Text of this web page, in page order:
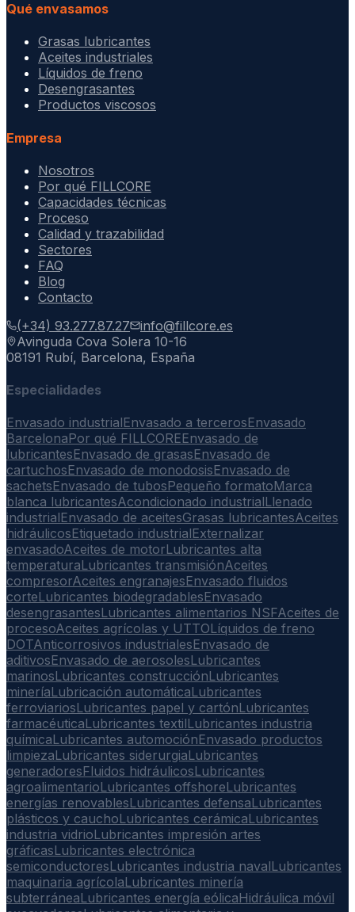
Qué envasamos
Grasas lubricantes
Aceites industriales
Líquidos de freno
Desengrasantes
Productos viscosos
Empresa
Nosotros
Por qué FILLCORE
Capacidades técnicas
Proceso
Calidad y trazabilidad
Sectores
FAQ
Blog
Contacto
(+34) 93.277.87.27
info@fillcore.es
Avinguda Cova Solera 10-16
08191 Rubí, Barcelona, España
Especialidades
Envasado industrialEnvasado a tercerosEnvasado
BarcelonaPor qué FILLCOREEnvasado de
lubricantesEnvasado de grasasEnvasado de
cartuchosEnvasado de monodosisEnvasado de
sachetsEnvasado de tubosPequeño formatoMarca
blanca lubricantesAcondicionado industrialLlenado
industrialEnvasado de aceitesGrasas lubricantesAceites
hidráulicosEtiquetado industrialExternalizar
envasadoAceites de motorLubricantes alta
temperaturaLubricantes transmisiónAceites
compresorAceites engranajesEnvasado fluidos
corteLubricantes biodegradablesEnvasado
desengrasantesLubricantes alimentarios NSFAceites de
procesoAceites agrícolas y UTTOLíquidos de freno
DOTAnticorrosivos industrialesEnvasado de
aditivosEnvasado de aerosolesLubricantes
marinosLubricantes construcciónLubricantes
mineríaLubricación automáticaLubricantes
ferroviariosLubricantes papel y cartónLubricantes
farmacéuticaLubricantes textilLubricantes industria
químicaLubricantes automociónEnvasado productos
limpiezaLubricantes siderurgiaLubricantes
generadoresFluidos hidráulicosLubricantes
agroalimentarioLubricantes offshoreLubricantes
energías renovablesLubricantes defensaLubricantes
plásticos y cauchoLubricantes cerámicaLubricantes
industria vidrioLubricantes impresión artes
gráficasLubricantes electrónica
semiconductoresLubricantes industria navalLubricantes
maquinaria agrícolaLubricantes minería
subterráneaLubricantes energía eólicaHidráulica móvil